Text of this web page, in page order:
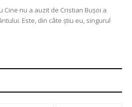
Cine nu a auzit de Cristian Bușoi a
Este, din câte știu eu, singurul